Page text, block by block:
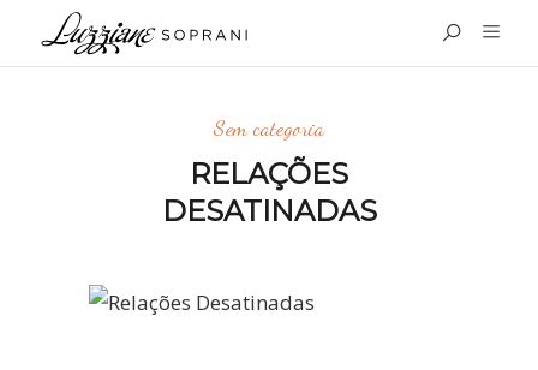
Sem categoria
RELAÇÕES
DESATINADAS